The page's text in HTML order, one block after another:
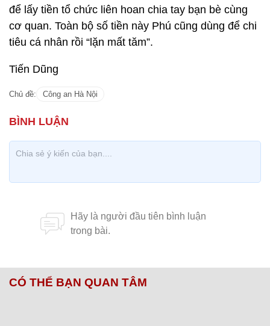
để lấy tiền tổ chức liên hoan chia tay bạn bè cùng
cơ quan. Toàn bộ số tiền này Phú cũng dùng để chi
tiêu cá nhân rồi “lặn mất tăm”.
Tiến Dũng
Chủ đề: Công an Hà Nội
CÓ THỂ BẠN QUAN TÂM